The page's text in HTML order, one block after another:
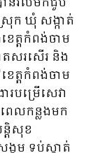
រុក ឃុំ សង្កាត់
ខេត្តកំពង់ចាម
តសរសើរ និង
េត្តកំពង់ចាម
បម្រើសេវា
េលកន្លងមក
ន្តិសុខ
គម ទប់ស្កាត់